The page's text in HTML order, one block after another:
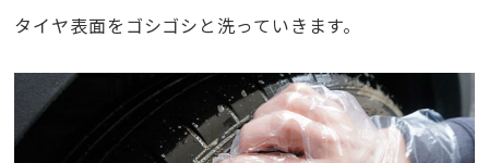
タイヤ表面をゴシゴシと洗っていきます。